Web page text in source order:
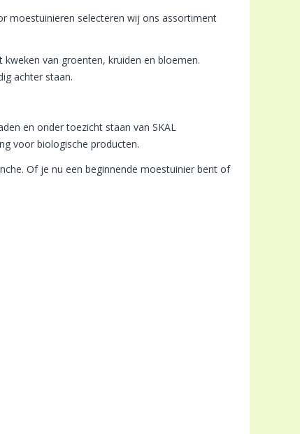
moestuinieren selecteren wij ons assortiment
van groenten, kruiden en bloemen.
achter staan.
en onder toezicht staan van SKAL
voor biologische producten.
Of je nu een beginnende moestuinier bent of